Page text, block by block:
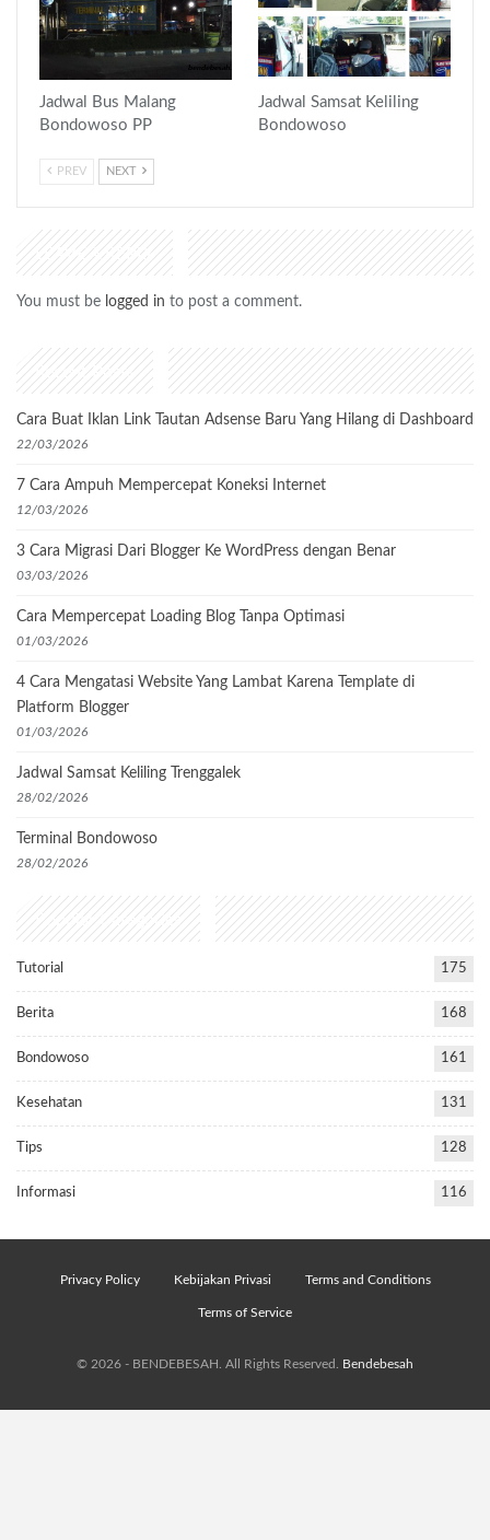
Jadwal Bus Malang
Bondowoso PP
Jadwal Samsat Keliling
Bondowoso
PREV NEXT
LEAVE A REPLY
You must be logged in to post a comment.
Recent Posts
Cara Buat Iklan Link Tautan Adsense Baru Yang Hilang di Dashboard
22/03/2026
7 Cara Ampuh Mempercepat Koneksi Internet
12/03/2026
3 Cara Migrasi Dari Blogger Ke WordPress dengan Benar
03/03/2026
Cara Mempercepat Loading Blog Tanpa Optimasi
01/03/2026
4 Cara Mengatasi Website Yang Lambat Karena Template di
Platform Blogger
01/03/2026
Jadwal Samsat Keliling Trenggalek
28/02/2026
Terminal Bondowoso
28/02/2026
Popular Categories
Tutorial 175
Berita 168
Bondowoso 161
Kesehatan 131
Tips 128
Informasi 116
Privacy Policy Kebijakan Privasi Terms and Conditions
Terms of Service
© 2026 - BENDEBESAH. All Rights Reserved. Bendebesah